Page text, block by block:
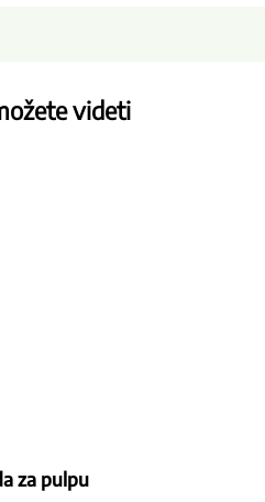
videti
za pulpu